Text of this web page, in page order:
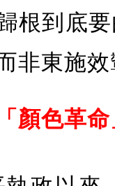
根到底
非東施
顏色革